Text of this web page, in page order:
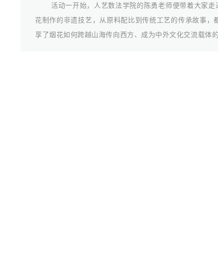
活动一开始，人艺数法学院的陈勇老师便带着大家走
花制作的非遗技艺，从原料配比到传统工艺的传承故事
享了烟花如何跨越山海传向西方、成为中外文化交流载体